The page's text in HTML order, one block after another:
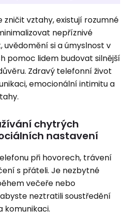
zničit vztahy, existují rozumné
nepříznivé
uvědomění si a úmyslnost v
pomoc lidem budovat silnější
Zdravý telefonní život
emocionální intimitu a
chytrých
nastavení
při hovorech, trávení
s přáteli. Je nezbytné
večeře nebo
neztratili soustředění
komunikaci.